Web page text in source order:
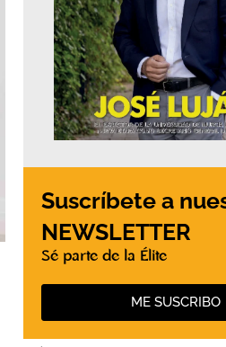
Suscríbete a
NEWSLETTER
Sé parte de la Élite
ME SUSCRIBO